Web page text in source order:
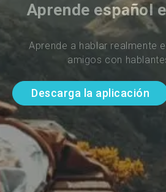
Aprende español
Aprende a hablar realmente
amigos con
Descarga la aplicación